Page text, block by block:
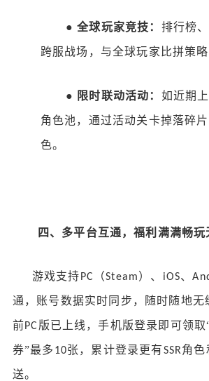
● 全球玩家竞技： 排行榜
跨服战场，与全球玩家比拼策略
● 限时联动活动： 如近期
角色池，通过活动关卡掉落碎
色。
四、多平台互通，福利满满畅玩
游戏支持 PC （Steam）、 iOS、
通，账号数据实时同步，随时随地无
前PC 版已上线，手机版登录即可领取
券”最多 10张，累计登录更有SSR角色
送。